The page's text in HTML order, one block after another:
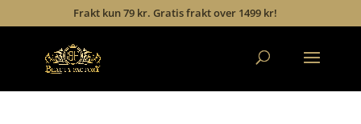
Frakt kun 79 kr. Gratis frakt over 1499 kr!